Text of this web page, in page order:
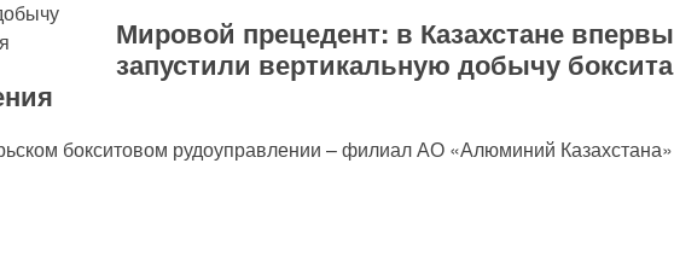
Мировой прецедент: в Казахстане
запустили вертикальную добычу боксита
бокситовом рудоуправлении – филиал АО «Алюминий Казахстана»